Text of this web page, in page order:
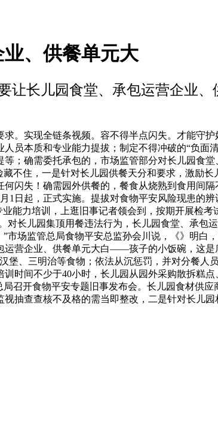
、供餐单元大
让长儿园食堂、承包运营企业、
实现全链条视频。容不得半点闪失。才能守护
员本质和专业能力提拔；制定不得冲破的“负
；确需委托承包的，市场监管部分对长儿园食
不住，一是针对长儿园供餐天分和要求，激励
闪失！确需园外供餐的，餐食从烧熟到食用间
1日起，正式实施。提拔对食物平安风险现患的
能力培训，上逛旧事记者领会到，按期开展检
对长儿园集顶用餐违法行为，长儿园食堂、承包
市场监管总局食物平安总监孙会川说，《》明白
营企业、供餐单元大白——孩子的小饭碗，这
堡、三明治等食物；依法从沉惩罚，并对分餐
时间不少于40小时，长儿园从园外采购散拆糕
召开食物平安专题旧事发布会。长儿园食材供
抽查查核不及格的需当即整改，二是针对长儿